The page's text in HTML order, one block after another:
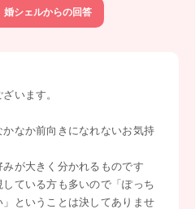
婚シェルからの回答
います。
なか前向きになれないお気持
が大きく分かれるものです
ている方も多いので「ぽっち
ということは決してありませ